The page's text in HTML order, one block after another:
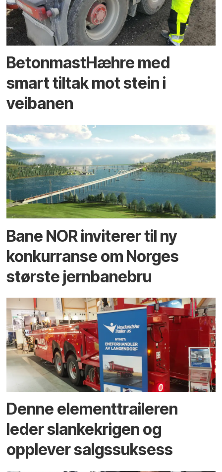
BetonmastHæhre med
smart tiltak mot stein i
veibanen
Bane NOR inviterer til ny
konkurranse om Norges
største jernbanebru
Denne elementtraileren
leder slankekrigen og
opplever salgssuksess